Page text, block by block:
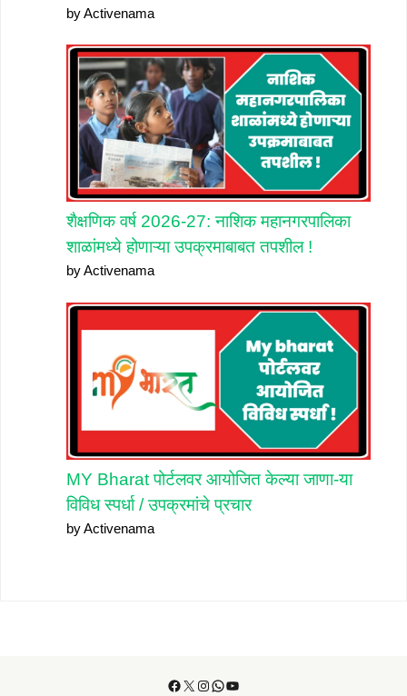
by Activenama
शैक्षणिक वर्ष 2026-27: नाशिक महानगरपालिका
शाळांमध्ये होणाऱ्या उपक्रमाबाबत तपशील !
by Activenama
MY Bharat पोर्टलवर आयोजित केल्या जाणा-या
विविध स्पर्धा / उपक्रमांचे प्रचार
by Activenama
Facebook
X Instagram
WhatsApp
YouTube